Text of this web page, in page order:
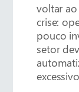
voltar
crise:
pouco
setor